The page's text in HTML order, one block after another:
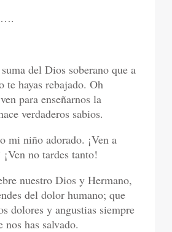
del Dios soberano que a
te hayas rebajado. Oh
para enseñarnos la
verdaderos sabios.
mi niño adorado. ¡Ven a
no tardes tanto!
nuestro Dios y Hermano,
del dolor humano; que
dolores y angustias siempre
nos has salvado.